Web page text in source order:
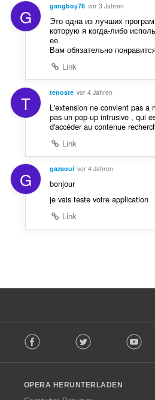
G gangboy76 vor 3 Jahren
Это одна из лучших
которую я когда-либо
ее.
Вам обязательно
Link
T tenoste vor 4 Jahren
L'extension ne convient pas a
pas un pop-up intrusive , qui
d'accéder au contenue
Link
G gazaoui vor 4 Jahren
bonjour
je vais teste votre application
Link
o
w
Facebook Twitter
OPERA HERUNTERLADEN